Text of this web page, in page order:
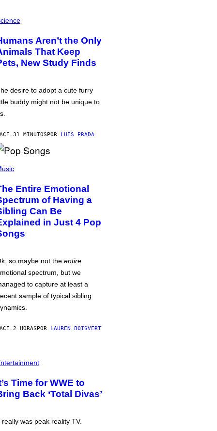
Aren’t the Only
That Keep
New Study Finds
desire to adopt a cute furry
buddy might not be unique to
31 MINUTOSPOR LUIS PRADA
Entire Emotional
of Having a
Can Be
in Just 4 Pop
so maybe not the entire
spectrum, but we
to capture at least a
sample of typical sibling
2 HORASPOR LAUREN BOISVERT
Time for WWE to
Back ‘Total Divas’
really was peak reality TV.